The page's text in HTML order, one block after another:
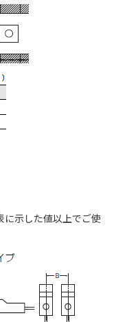
示した値以上でご使